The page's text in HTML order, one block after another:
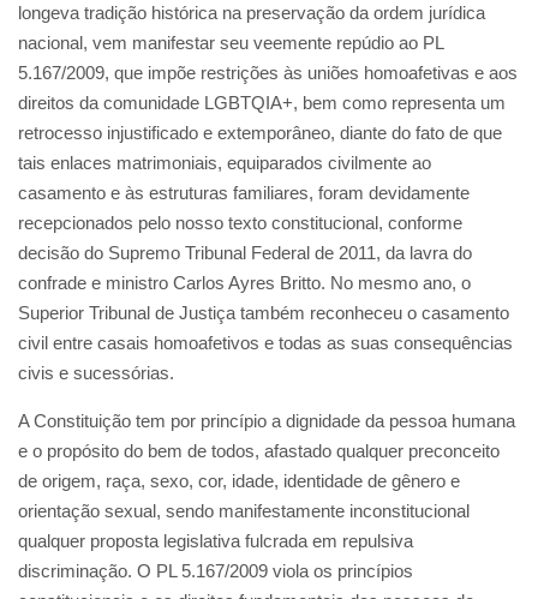
longeva tradição histórica na preservação da ordem jurídica
nacional, vem manifestar seu veemente repúdio ao PL
5.167/2009, que impõe restrições às uniões homoafetivas e aos
direitos da comunidade LGBTQIA+, bem como representa um
retrocesso injustificado e extemporâneo, diante do fato de que
tais enlaces matrimoniais, equiparados civilmente ao
casamento e às estruturas familiares, foram devidamente
recepcionados pelo nosso texto constitucional, conforme
decisão do Supremo Tribunal Federal de 2011, da lavra do
confrade e ministro Carlos Ayres Britto. No mesmo ano, o
Superior Tribunal de Justiça também reconheceu o casamento
civil entre casais homoafetivos e todas as suas consequências
civis e sucessórias.
A Constituição tem por princípio a dignidade da pessoa humana
e o propósito do bem de todos, afastado qualquer preconceito
de origem, raça, sexo, cor, idade, identidade de gênero e
orientação sexual, sendo manifestamente inconstitucional
qualquer proposta legislativa fulcrada em repulsiva
discriminação. O PL 5.167/2009 viola os princípios